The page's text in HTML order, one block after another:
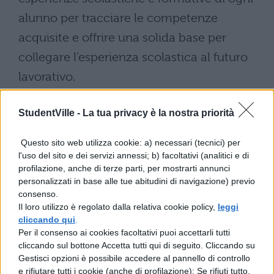
StudentVille - La tua privacy è la nostra priorità
Questo sito web utilizza cookie: a) necessari (tecnici) per
l'uso del sito e dei servizi annessi; b) facoltativi (analitici e di
profilazione, anche di terze parti, per mostrarti annunci
personalizzati in base alle tue abitudini di navigazione) previo
consenso.
Il loro utilizzo è regolato dalla relativa cookie policy, leggi
cliccando qui
Per il consenso ai cookies facoltativi puoi accettarli tutti
cliccando sul bottone Accetta tutti qui di seguito. Cliccando su
Gestisci opzioni è possibile accedere al pannello di controllo
e rifiutare tutti i cookie (anche di profilazione); Se rifiuti tutto,
alunno per tracciare le competenze
acquisite e offrire una solida base per
collegare l’esperienza scolastica al futuro
lavorativo.
coinvolgimento
degli insegnanti tutor
ha già interessato
circa 40mila docenti e oltre 70mila classi.
Grazie a un finanziamento di 150 milioni di
euro, questi professionisti potranno contare
su un compenso aggiuntivo e punteggi di
servizio specifici.
Le responsabilità delle scuole e le
prospettive future